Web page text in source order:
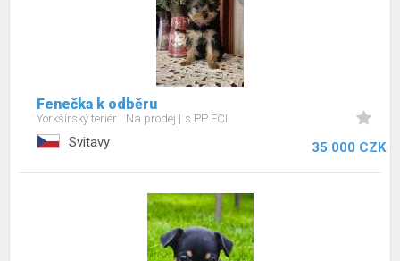
Fenečka k odběru
Yorkšírský teriér Na prodej s PP FCI
Svitavy 35 000 CZK